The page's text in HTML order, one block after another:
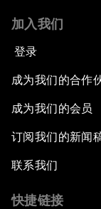
加入我们
登录
成为我们的合作
成为我们的会员
订阅我们的新闻
联系我们
快捷链接